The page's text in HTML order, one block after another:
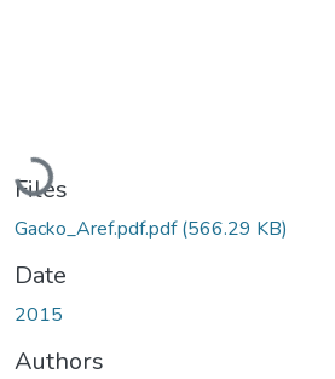
Files
Gacko_Aref.pdf.pdf(566.29 KB)
Date
2015
Authors